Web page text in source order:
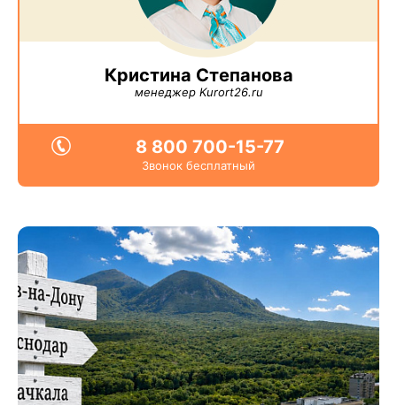
Кристина Степанова
менеджер Kurort26.ru
8 800 700-15-77
Звонок бесплатный